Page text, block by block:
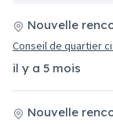
il y a 5 mois
Nouvelle
Conseil de quartier
Nouvelle